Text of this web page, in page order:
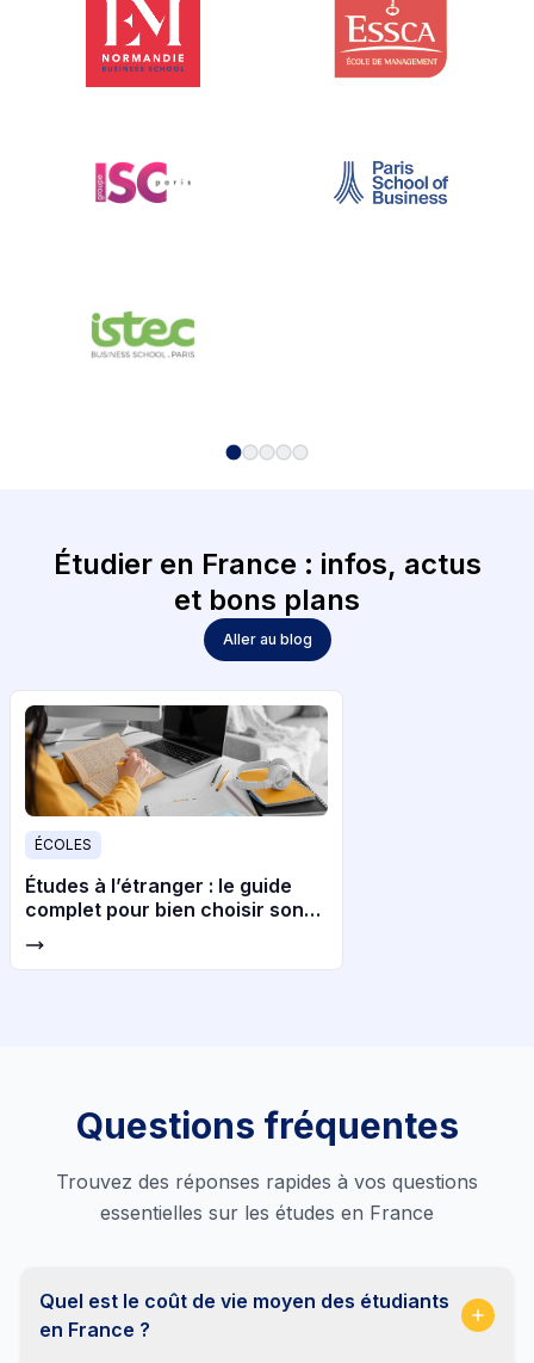
Étudier en France : infos, actus
et bons plans
Aller au blog
ÉCOLES
Études à l’étranger : le guide
complet pour bien choisir son
Questions fréquentes
Trouvez des réponses rapides à vos questions
essentielles sur les études en France
Quel est le coût de vie moyen des étudiants
en France ?